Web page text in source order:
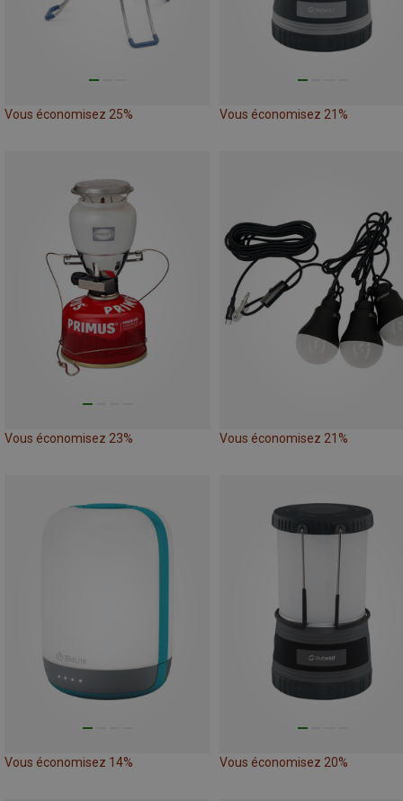
Vous économisez 25% Vous économisez 21%
Vous économisez 23% Vous économisez 21%
Vous économisez 14% Vous économisez 20%